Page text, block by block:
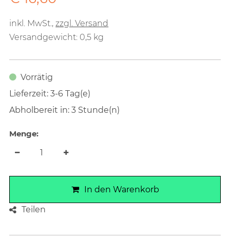
inkl. MwSt.,zzgl. Versand
Versandgewicht: 0,5 kg
Vorrätig
Lieferzeit: 3-6 Tag(e)
Abholbereit in: 3 Stunde(n)
Menge:
In den Warenkorb
Teilen